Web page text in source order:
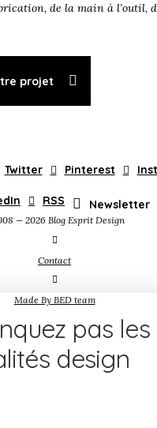
de la main à l’outil,
projet
Twitter Pinterest
RSS Newsletter
— 2026 Blog Esprit Design
Contact
Made By BED team
pas les
design